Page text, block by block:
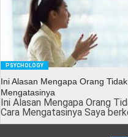
PSYCHOLOGY
Ini Alasan Mengapa Orang
Mengatasinya
Ini Alasan Mengapa Orang
Cara Mengatasinya Saya